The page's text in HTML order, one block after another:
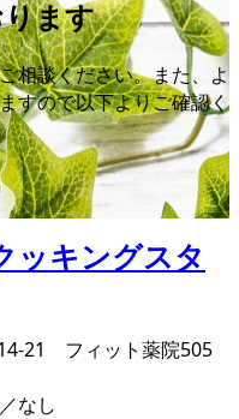
ます
相談ください。また、よ
すので以下よりご確認く
21 フィット薬院505
なし